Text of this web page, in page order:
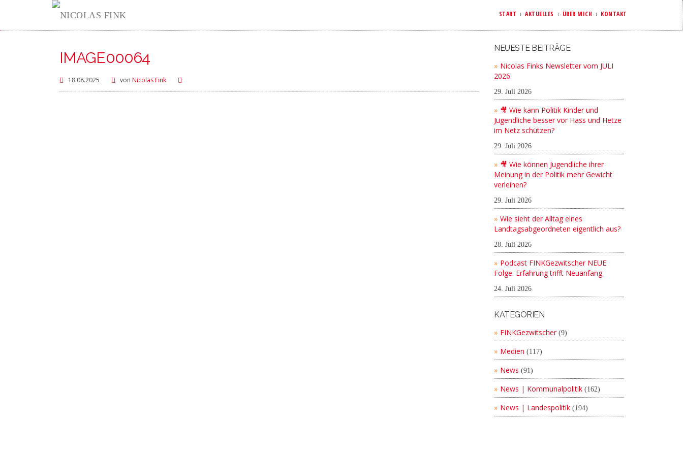
START AKTUELLES ÜBER MICH KONTAKT
IMAGE00064
18.08.2025 von Nicolas Fink
NEUESTE BEITRÄGE
Nicolas Finks Newsletter vom JULI
2026
29. Juli 2026
🎥 Wie kann Politik Kinder und
Jugendliche besser vor Hass und Hetze
im Netz schützen?
29. Juli 2026
🎥 Wie können Jugendliche ihrer
Meinung in der Politik mehr Gewicht
verleihen?
29. Juli 2026
Wie sieht der Alltag eines
Landtagsabgeordneten eigentlich aus?
28. Juli 2026
Podcast FINKGezwitscher NEUE
Folge: Erfahrung trifft Neuanfang
24. Juli 2026
KATEGORIEN
FINKGezwitscher(9)
Medien (117)
News (91)
News | Kommunalpolitik (162)
News | Landespolitik (194)